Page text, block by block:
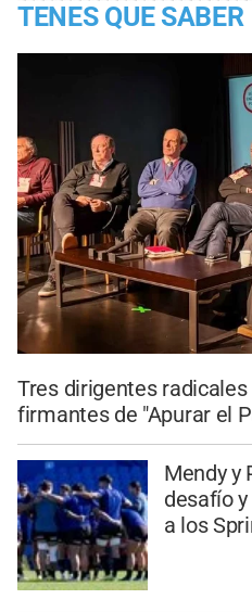
TENES QUE SABER
Tres dirigentes
firmantes de "Apurar el
Mendy y
desafío
a los